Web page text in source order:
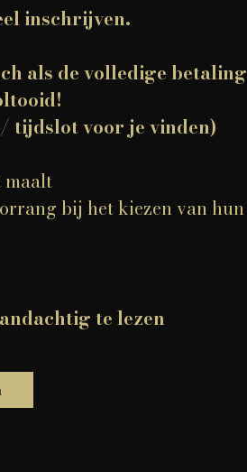
inschrijven.
als de volledige betaling
tijdslot voor je vinden)
maalt
bij het kiezen van hun
te lezen